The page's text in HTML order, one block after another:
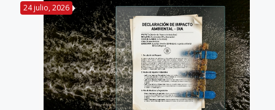
24 julio, 2026